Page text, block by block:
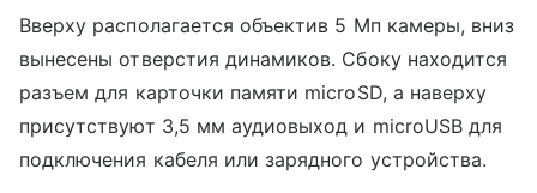
Вверху располагается объектив 5 Мп камеры, вниз
вынесены отверстия динамиков. Сбоку находится
разъем для карточки памяти microSD, а наверху
присутствуют 3,5 мм аудиовыход и microUSB для
подключения кабеля или зарядного устройства.